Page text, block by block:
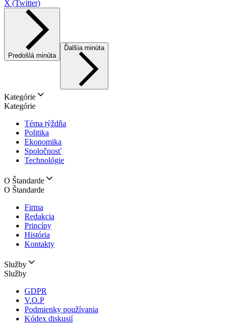
X (Twitter)
Predošlá minúta
Ďalšia minúta
Kategórie
Kategórie
Téma týždňa
Politika
Ekonomika
Spoločnosť
Technológie
O Štandarde
O Štandarde
Firma
Redakcia
Princípy
História
Kontakty
Služby
Služby
GDPR
V.O.P
Podmienky používania
Kódex diskusií